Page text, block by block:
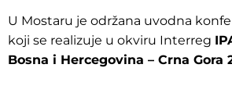
U Mostaru je održana uvodna
koji se realizuje u okviru Interreg
Bosna i Hercegovina – Crna Gora